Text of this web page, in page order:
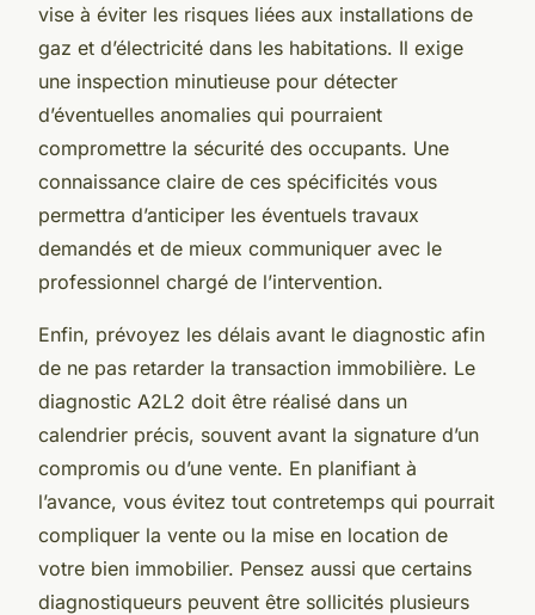
vise à éviter les risques liées aux installations de
gaz et d’électricité dans les habitations. Il exige
une inspection minutieuse pour détecter
d’éventuelles anomalies qui pourraient
compromettre la sécurité des occupants. Une
connaissance claire de ces spécificités vous
permettra d’anticiper les éventuels travaux
demandés et de mieux communiquer avec le
professionnel chargé de l’intervention.
Enfin, prévoyez les délais avant le diagnostic afin
de ne pas retarder la transaction immobilière. Le
diagnostic A2L2 doit être réalisé dans un
calendrier précis, souvent avant la signature d’un
compromis ou d’une vente. En planifiant à
l’avance, vous évitez tout contretemps qui pourrait
compliquer la vente ou la mise en location de
votre bien immobilier. Pensez aussi que certains
diagnostiqueurs peuvent être sollicités plusieurs